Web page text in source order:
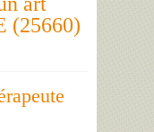
(25660)